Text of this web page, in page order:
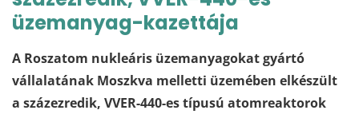
üzemanyag-kazettája
A Roszatom nukleáris üzemanyagokat gyártó
vállalatának Moszkva melletti üzemében elkészült
a százezredik, VVER-440-es típusú atomreaktorok